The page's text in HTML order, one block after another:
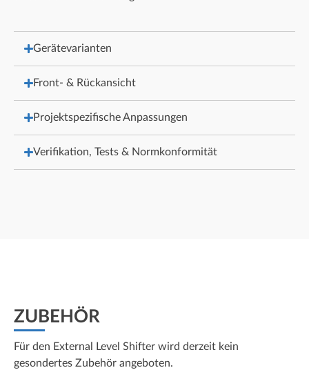
Gerätevarianten
Front- & Rückansicht
Projektspezifische Anpassungen
Verifikation, Tests & Normkonformität
ZUBEHÖR
Für den External Level Shifter wird derzeit kein
gesondertes Zubehör angeboten.